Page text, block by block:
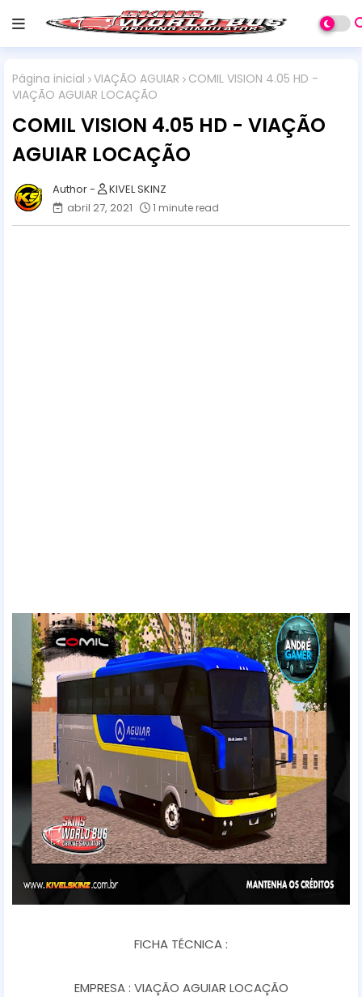
Página inicial VIAÇÃO AGUIAR
COMIL VISION 4.05 HD -
VIAÇÃO AGUIAR LOCAÇÃO
COMIL VISION 4.05 HD - VIAÇÃO
AGUIAR LOCAÇÃO
KIVEL SKINZ
abril 27, 2021
1 minute read
FICHA TÉCNICA :
EMPRESA : VIAÇÃO AGUIAR LOCAÇÃO